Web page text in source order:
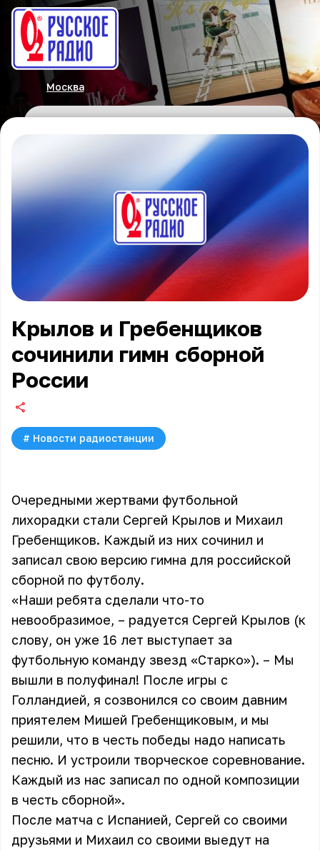
Москва
Крылов и Гребенщиков
сочинили гимн сборной
России
# Новости радиостанции
Очередными жертвами футбольной
лихорадки стали Сергей Крылов и Михаил
Гребенщиков. Каждый из них сочинил и
записал свою версию гимна для российской
сборной по футболу.
«Наши ребята сделали что-то
невообразимое, – радуется Сергей Крылов (к
слову, он уже 16 лет выступает за
футбольную команду звезд «Старко»). – Мы
вышли в полуфинал! После игры с
Голландией, я созвонился со своим давним
приятелем Мишей Гребенщиковым, и мы
решили, что в честь победы надо написать
песню. И устроили творческое соревнование.
Каждый из нас записал по одной композиции
в честь сборной».
После матча с Испанией, Сергей со своими
друзьями и Михаил со своими выедут на